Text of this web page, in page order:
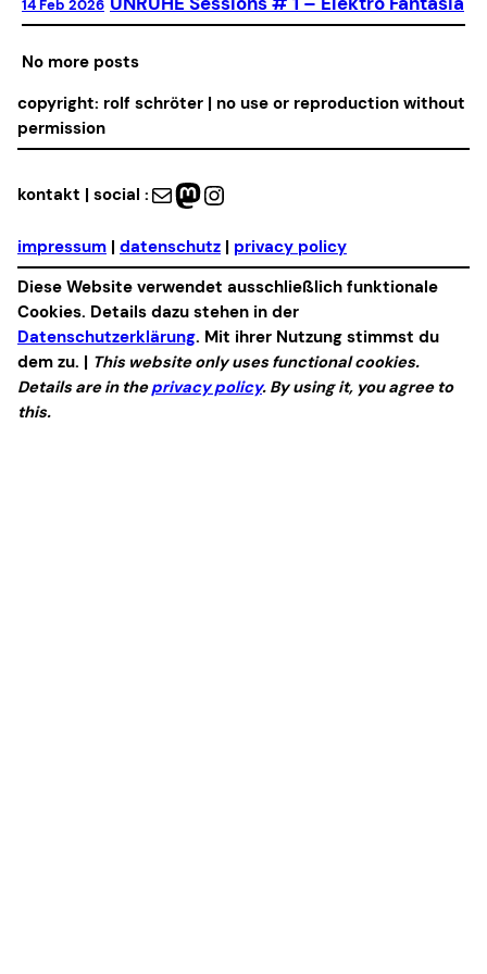
14 Feb 2026
No more posts
copyright: rolf schröter | no use or reproduction without
permission
kontakt | social : Mail Mastodon Instagram
impressum | datenschutz | privacy policy
Diese Website verwendet ausschließlich funktionale
Cookies. Details dazu stehen in der
Datenschutzerklärung. Mit ihrer Nutzung stimmst du
dem zu. | This website only uses functional cookies.
Details are in theprivacy policy. By using it, you agree to
this.